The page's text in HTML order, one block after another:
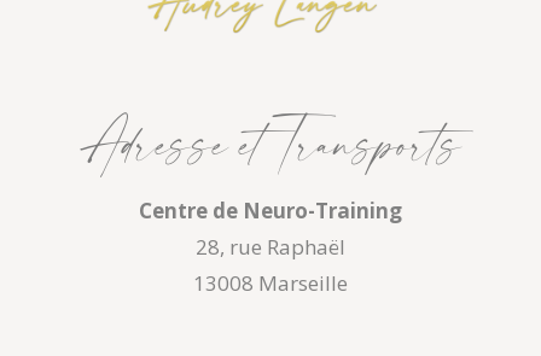
Adresse et Transports
Centre de Neuro-Training
28, rue Raphaël
13008 Marseille